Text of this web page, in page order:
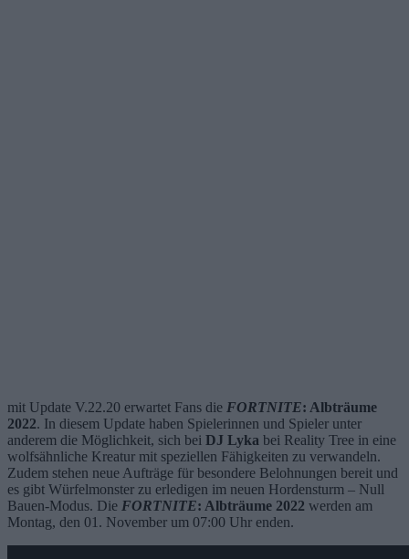
mit Update V.22.20 erwartet Fans die FORTNITE: Albträume
2022. In diesem Update haben Spielerinnen und Spieler unter
anderem die Möglichkeit, sich bei DJ Lyka bei Reality Tree in eine
wolfsähnliche Kreatur mit speziellen Fähigkeiten zu verwandeln.
Zudem stehen neue Aufträge für besondere Belohnungen bereit und
es gibt Würfelmonster zu erledigen im neuen Hordensturm – Null
Bauen-Modus. Die FORTNITE: Albträume 2022 werden am
Montag, den 01. November um 07:00 Uhr enden.